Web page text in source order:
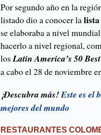
Por segundo año en la
listado dio a conocer la
se elaboraba a nivel
hacerlo a nivel regional,
losLatin America’s 50
a cabo el 28 de noviembre
¡Descubra más!Este es el
mejores del mundo
RESTAURANTES